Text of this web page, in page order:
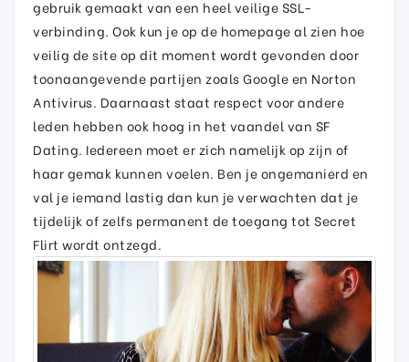
gebruik gemaakt van een heel veilige SSL-
verbinding. Ook kun je op de homepage al zien hoe
veilig de site op dit moment wordt gevonden door
toonaangevende partijen zoals Google en Norton
Antivirus. Daarnaast staat respect voor andere
leden hebben ook hoog in het vaandel van SF
Dating. Iedereen moet er zich namelijk op zijn of
haar gemak kunnen voelen. Ben je ongemanierd en
val je iemand lastig dan kun je verwachten dat je
tijdelijk of zelfs permanent de toegang tot Secret
Flirt wordt ontzegd.